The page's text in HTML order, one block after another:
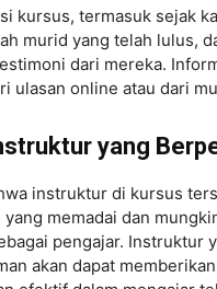
kursus, termasuk sejak
murid yang telah lulus,
dari mereka.
ulasan online atau dari
yang
instruktur di kursus
yang memadai dan
pengajar. Instruktur
akan dapat